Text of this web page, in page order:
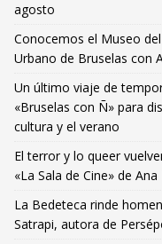
agosto
Conocemos el Museo
Urbano de Bruselas con
Un último viaje de
«Bruselas con Ñ» para
cultura y el verano
El terror y lo queer
«La Sala de Cine» de
La Bedeteca rinde
Satrapi, autora de